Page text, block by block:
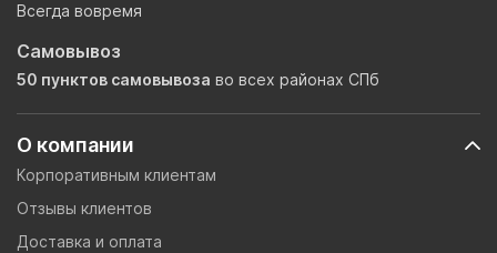
О компании
Корпоративным клиентам
Отзывы клиентов
Доставка и оплата
Всегда вовремя
Самовывоз
50 пунктов самовывоза во всех районах СПб